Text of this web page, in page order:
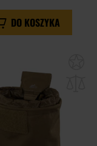
DO KOSZYKA